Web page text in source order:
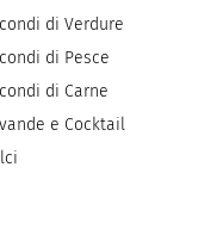
di Verdure
di Pesce
di Carne
e Cocktail